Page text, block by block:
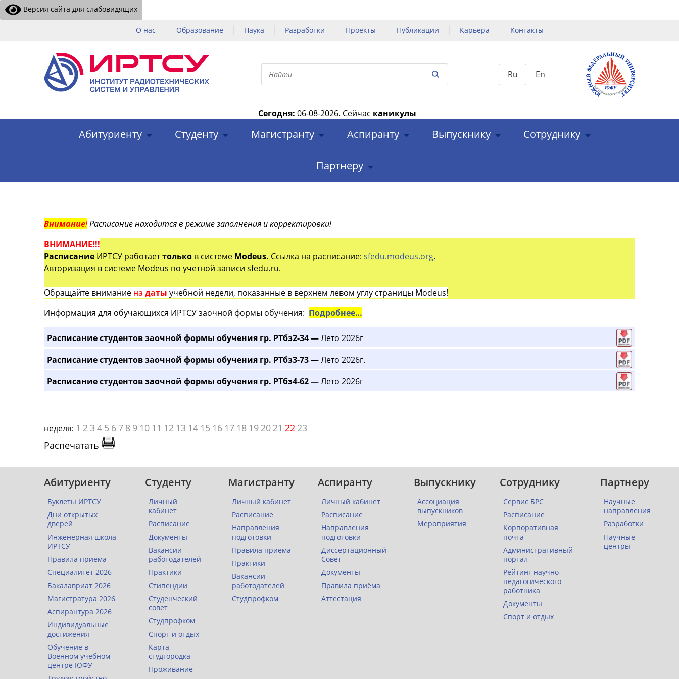
Версия сайта для слабовидящих
О нас Образование Наука Разработки Проекты Публикации Карьера Контакты
Ru En
Сегодня: 06-08-2026. Сейчас каникулы
Абитуриенту Студенту Магистранту Аспиранту Выпускнику Сотруднику
Партнеру
Внимание!Расписание находится в режиме заполнения и корректировки!
ВНИМАНИЕ!!!
Расписание ИРТСУ работаеттолько в системе Modeus. Ссылка на расписание: sfedu.modeus.org.
Авторизация в системе Modeus по учетной записи sfedu.ru.
Обращайте внимание на даты учебной недели, показанные в верхнем левом углу страницы Modeus!
Информация для обучающихся ИРТСУ заочной формы обучения: Подробнее…
Расписание студентов заочной формы обучения гр. РТбз2-34 —Лето 2026г
Расписание студентов заочной формы обучения гр. РТбз3-73 —Лето 2026г.
Расписание студентов заочной формы обучения гр. РТбз4-62 —Лето 2026г
неделя: 1 2 3 4 5 6 7 8 9 10 11 12 13 14 15 16 17 18 19 20 21 22 23
Распечатать
Абитуриенту
Буклеты ИРТСУ
Дни открытых
дверей
Инженерная школа
ИРТСУ
Правила приёма
Специалитет 2026
Бакалавриат 2026
Магистратура 2026
Аспирантура 2026
Индивидуальные
достижения
Обучение в
Военном учебном
центре ЮФУ
Студенту
Личный
кабинет
Расписание
Документы
Вакансии
работодателей
Практики
Стипендии
Студенческий
совет
Студпрофком
Спорт и отдых
Карта
студгородка
Проживание
Магистранту
Личный кабинет
Расписание
Направления
подготовки
Правила приема
Практики
Вакансии
работодателей
Студпрофком
Аспиранту
Личный кабинет
Расписание
Направления
подготовки
Диссертационный
Совет
Документы
Правила приёма
Аттестация
Выпускнику
Ассоциация
выпускников
Мероприятия
Сотруднику
Сервис БРС
Расписание
Корпоративная
почта
Административный
портал
Рейтинг научно-
педагогического
работника
Документы
Спорт и отдых
Партнеру
Научные
направления
Разработки
Научные
центры